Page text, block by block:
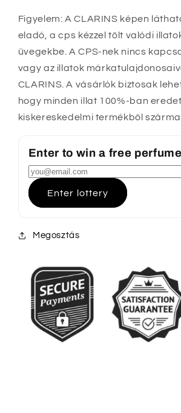
Figyelem: A CLARINS képen
eladó, a cps kézzel tölt valódi
üvegekbe. A CPS-nek nincs
vagy az illatok
CLARINS. A vásárlók biztosak
hogy minden illat 100%-ban
kiskereskedelmi termékből
Enter to win a free
Enter lottery
Megosztás